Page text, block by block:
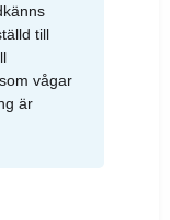
till
vågar
är